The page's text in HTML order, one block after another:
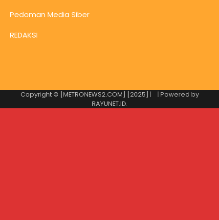
Pedoman Media Siber
REDAKSI
Copyright © [METRONEWS2.COM] [2025] |
| Powered by
RAYUNET.ID.